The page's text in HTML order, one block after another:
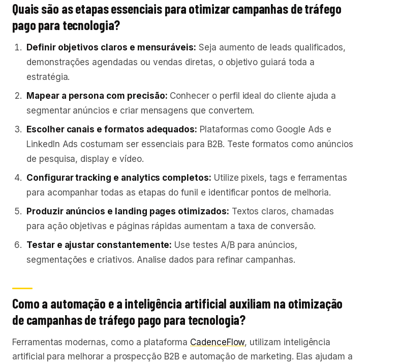
Quais são as etapas essenciais para otimizar campanhas de tráfego
pago para tecnologia?
Definir objetivos claros e mensuráveis: Seja aumento de leads qualificados,
demonstrações agendadas ou vendas diretas, o objetivo guiará toda a
estratégia.
Mapear a persona com precisão: Conhecer o perfil ideal do cliente ajuda a
segmentar anúncios e criar mensagens que convertem.
Escolher canais e formatos adequados: Plataformas como Google Ads e
LinkedIn Ads costumam ser essenciais para B2B. Teste formatos como anúncios
de pesquisa, display e vídeo.
Configurar tracking e analytics completos: Utilize pixels, tags e ferramentas
para acompanhar todas as etapas do funil e identificar pontos de melhoria.
Produzir anúncios e landing pages otimizados: Textos claros, chamadas
para ação objetivas e páginas rápidas aumentam a taxa de conversão.
Testar e ajustar constantemente: Use testes A/B para anúncios,
segmentações e criativos. Analise dados para refinar campanhas.
Como a automação e a inteligência artificial auxiliam na otimização
de campanhas de tráfego pago para tecnologia?
Ferramentas modernas, como a plataforma CadenceFlow, utilizam inteligência
artificial para melhorar a prospecção B2B e automação de marketing. Elas ajudam a